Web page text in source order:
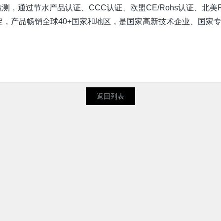
，通过节水产品认证、CCC认证、欧盟CE/Rohs认证、北
产品畅销全球40+国家和地区，是国家高新技术企业、国家
返回列表